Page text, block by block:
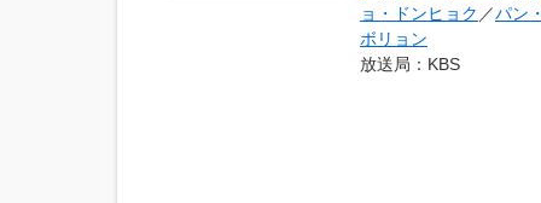
ョ・ドンヒョク ／パン
ボリョン
放送局 ：KBS